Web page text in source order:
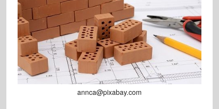
annca@pixabay.com